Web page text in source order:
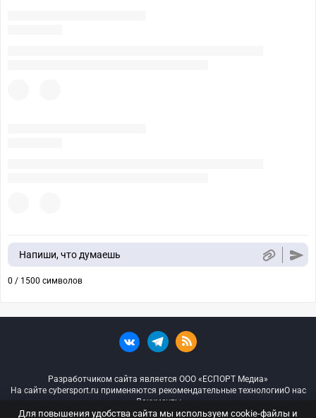
Напиши, что думаешь
0 / 1500 символов
Разработчиком сайта является ООО «ЕСПОРТ Медиа»
На сайте cybersport.ru применяются рекомендательные технологииО нас
Документы
Для повышения удобства сайта мы используем cookie-файлы и